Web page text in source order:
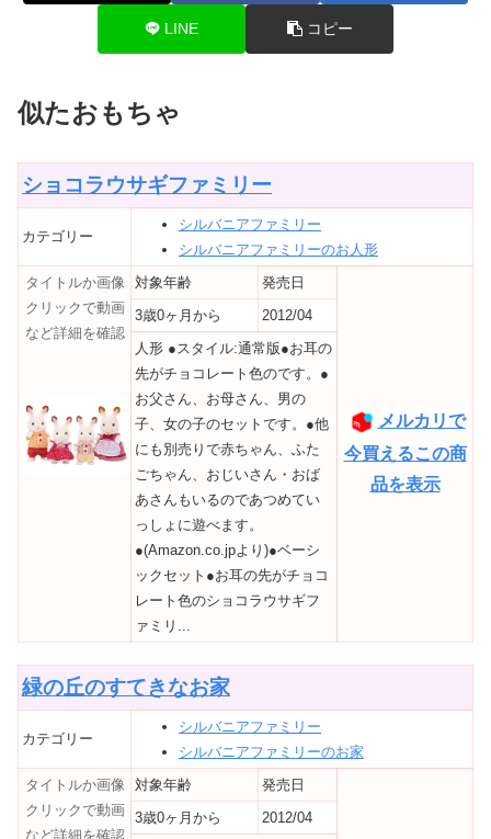
LINE コピー
似たおもちゃ
ショコラウサギファミリー
カテゴリー
シルバニアファミリー
シルバニアファミリーのお人形
タイトルか画像
クリックで動画
など詳細を確認
対象年齢 発売日
メルカリで
今買えるこの商
品を表示
3歳0ヶ月から
2012/04
人形 ●スタイル:通常版●お耳の
先がチョコレート色のです。●
お父さん、お母さん、男の
子、女の子のセットです。●他
にも別売りで赤ちゃん、ふた
ごちゃん、おじいさん・おば
あさんもいるのであつめてい
っしょに遊べます。
●(Amazon.co.jpより)●ベーシ
ックセット●お耳の先がチョコ
レート色のショコラウサギフ
ァミリ...
緑の丘のすてきなお家
カテゴリー
シルバニアファミリー
シルバニアファミリーのお家
タイトルか画像
クリックで動画
など詳細を確認
対象年齢
発売日
3歳0ヶ月から
2012/04